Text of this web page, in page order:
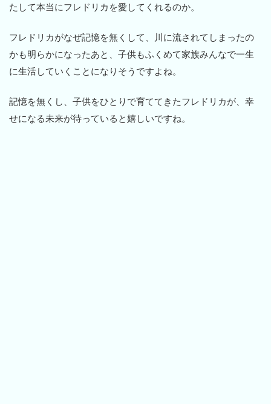
たして本当にフレドリカを愛してくれるのか。
フレドリカがなぜ記憶を無くして、川に流されてしまったの
かも明らかになったあと、子供もふくめて家族みんなで一生
に生活していくことになりそうですよね。
記憶を無くし、子供をひとりで育ててきたフレドリカが、幸
せになる未来が待っていると嬉しいですね。